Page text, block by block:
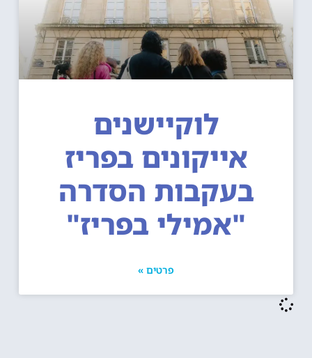
לוקיישנים
אייקונים בפריז
בעקבות הסדרה
"אמילי בפריז"
פרטים »